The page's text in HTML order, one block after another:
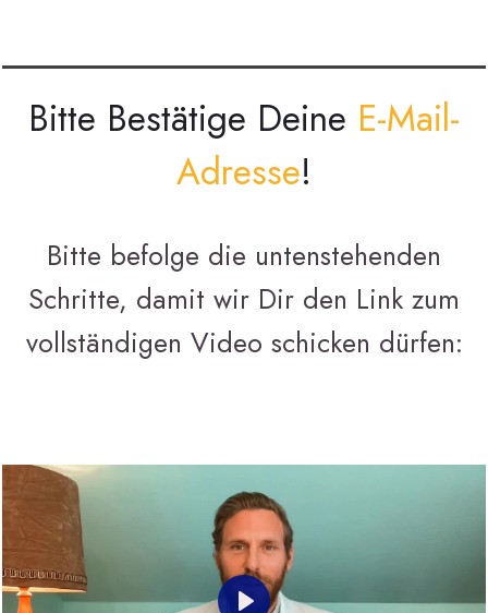
Bitte Bestätige Deine E-Mail-
Adresse!
Bitte befolge die untenstehenden
Schritte, damit wir Dir den Link zum
vollständigen Video schicken dürfen: